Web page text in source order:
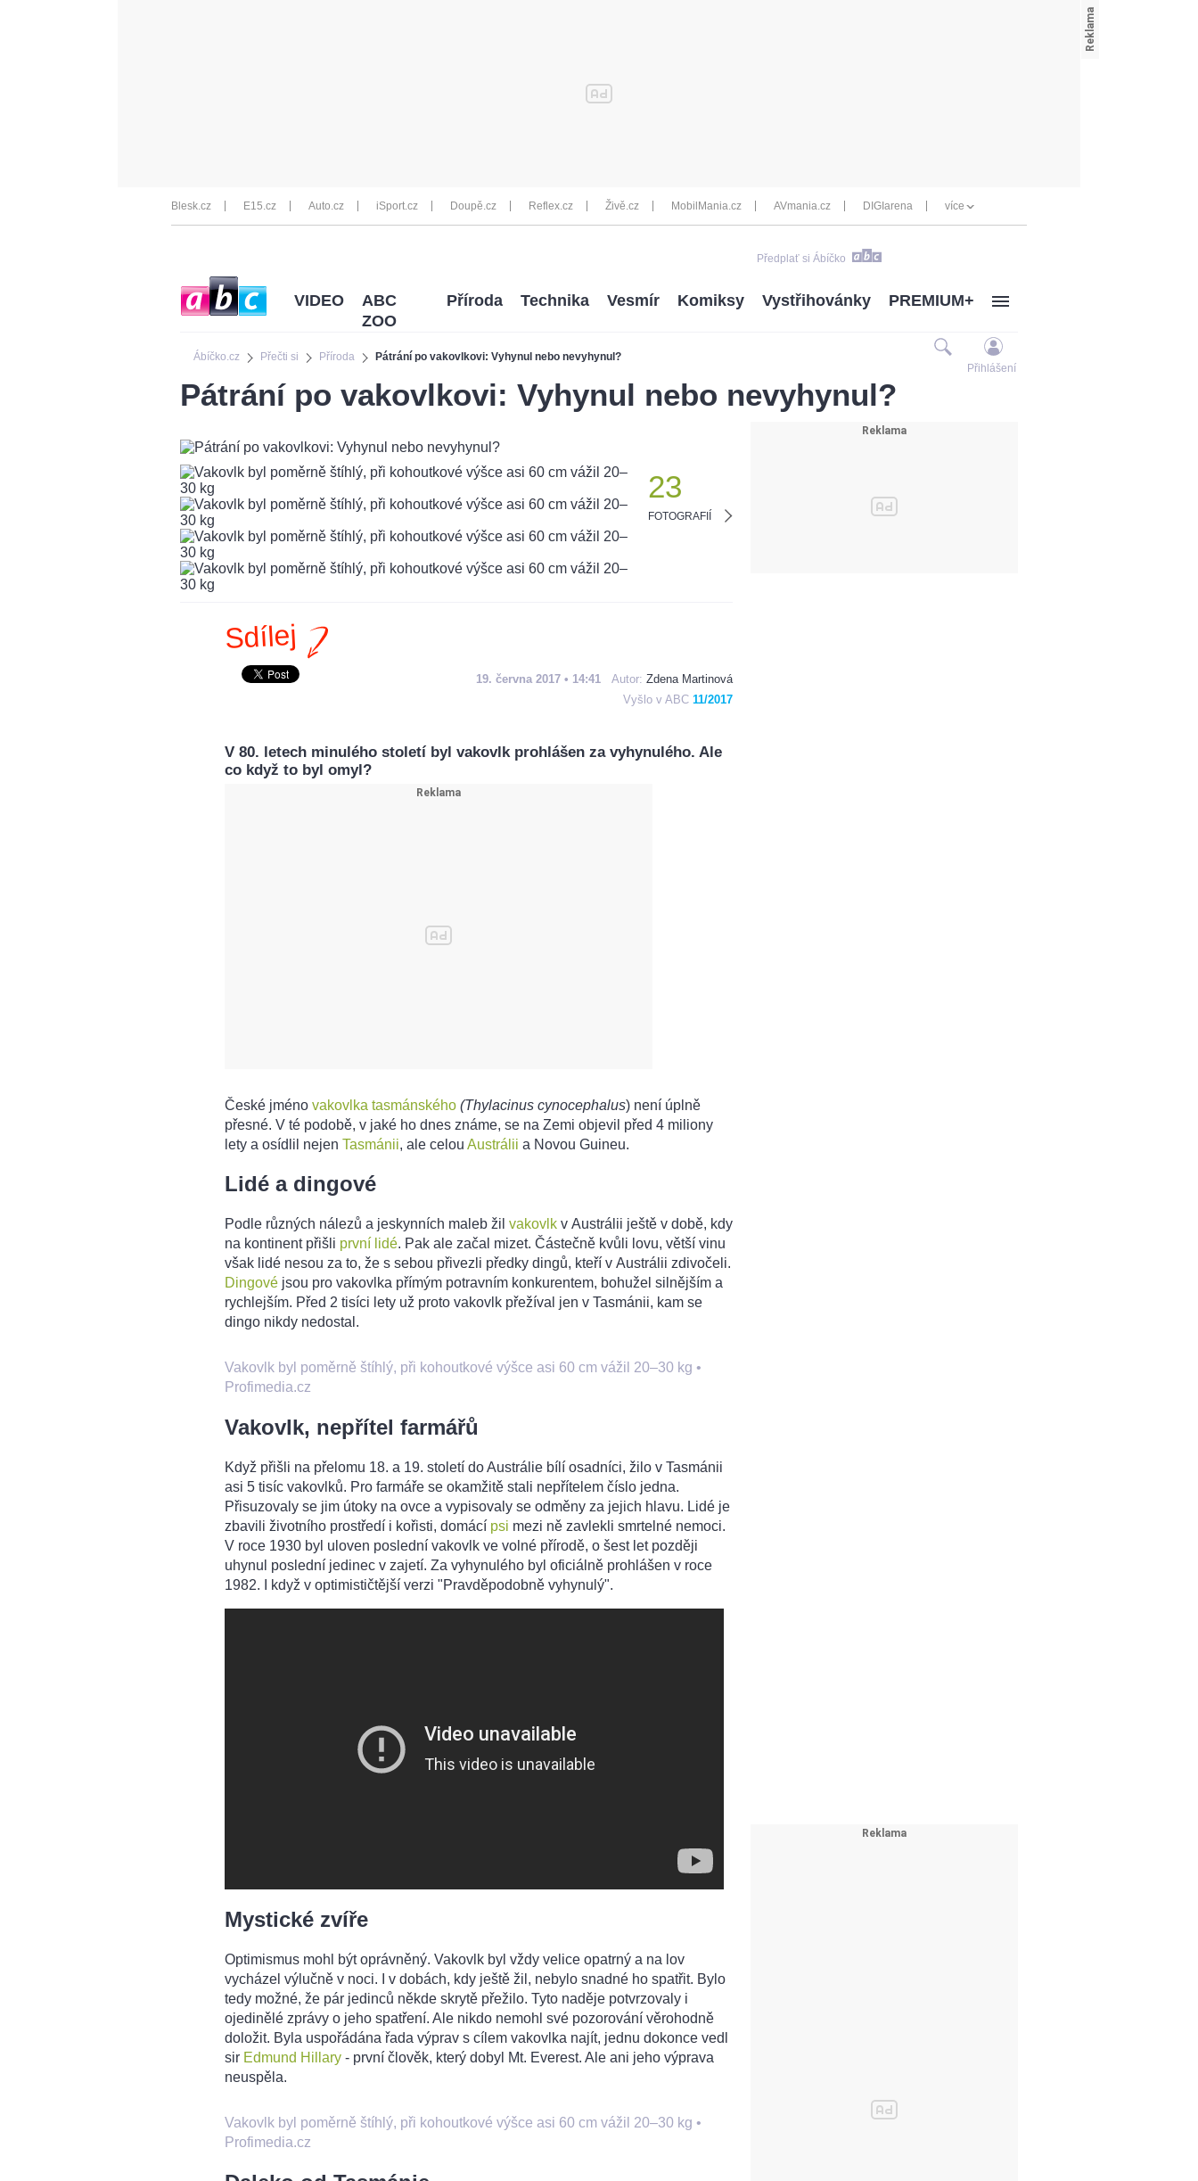
Blesk.cz E15.cz Auto.cz iSport.cz Doupě.cz Reflex.cz Živě.cz MobilMania.cz AVmania.cz DIGIarena více
Předplať si Ábíčko
Ábíčko.cz Přečti si Příroda Pátrání po vakovlkovi: Vyhynul nebo nevyhynul?
VIDEO
ABC
ZOO
Příroda Technika Vesmír Komiksy Vystřihovánky PREMIUM+
Přihlášení
Pátrání po vakovlkovi: Vyhynul nebo nevyhynul?
23
FOTOGRAFIÍ
Sdílej
19. června 2017 • 14:41 Autor: Zdena Martinová
Vyšlo v ABC 11/2017
V 80. letech minulého století byl vakovlk prohlášen za vyhynulého. Ale
co když to byl omyl?
České jméno vakovlka tasmánského (Thylacinus cynocephalus) není úplně
přesné. V té podobě, v jaké ho dnes známe, se na Zemi objevil před 4 miliony
lety a osídlil nejen Tasmánii, ale celou Austrálii a Novou Guineu.
Lidé a dingové
Podle různých nálezů a jeskynních maleb žil vakovlk v Austrálii ještě v době, kdy
na kontinent přišli první lidé. Pak ale začal mizet. Částečně kvůli lovu, větší vinu
však lidé nesou za to, že s sebou přivezli předky dingů, kteří v Austrálii zdivočeli.
Dingové jsou pro vakovlka přímým potravním konkurentem, bohužel silnějším a
rychlejším. Před 2 tisíci lety už proto vakovlk přežíval jen v Tasmánii, kam se
dingo nikdy nedostal.
Vakovlk byl poměrně štíhlý, při kohoutkové výšce asi 60 cm vážil 20–30 kg •
Profimedia.cz
Vakovlk, nepřítel farmářů
Když přišli na přelomu 18. a 19. století do Austrálie bílí osadníci, žilo v Tasmánii
asi 5 tisíc vakovlků. Pro farmáře se okamžitě stali nepřítelem číslo jedna.
Přisuzovaly se jim útoky na ovce a vypisovaly se odměny za jejich hlavu. Lidé je
zbavili životního prostředí i kořisti, domácí psi mezi ně zavlekli smrtelné nemoci.
V roce 1930 byl uloven poslední vakovlk ve volné přírodě, o šest let později
uhynul poslední jedinec v zajetí. Za vyhynulého byl oficiálně prohlášen v roce
1982. I když v optimističtější verzi "Pravděpodobně vyhynulý".
Mystické zvíře
Optimismus mohl být oprávněný. Vakovlk byl vždy velice opatrný a na lov
vycházel výlučně v noci. I v dobách, kdy ještě žil, nebylo snadné ho spatřit. Bylo
tedy možné, že pár jedinců někde skrytě přežilo. Tyto naděje potvrzovaly i
ojedinělé zprávy o jeho spatření. Ale nikdo nemohl své pozorování věrohodně
doložit. Byla uspořádána řada výprav s cílem vakovlka najít, jednu dokonce vedl
sir Edmund Hillary - první člověk, který dobyl Mt. Everest. Ale ani jeho výprava
neuspěla.
Vakovlk byl poměrně štíhlý, při kohoutkové výšce asi 60 cm vážil 20–30 kg •
Profimedia.cz